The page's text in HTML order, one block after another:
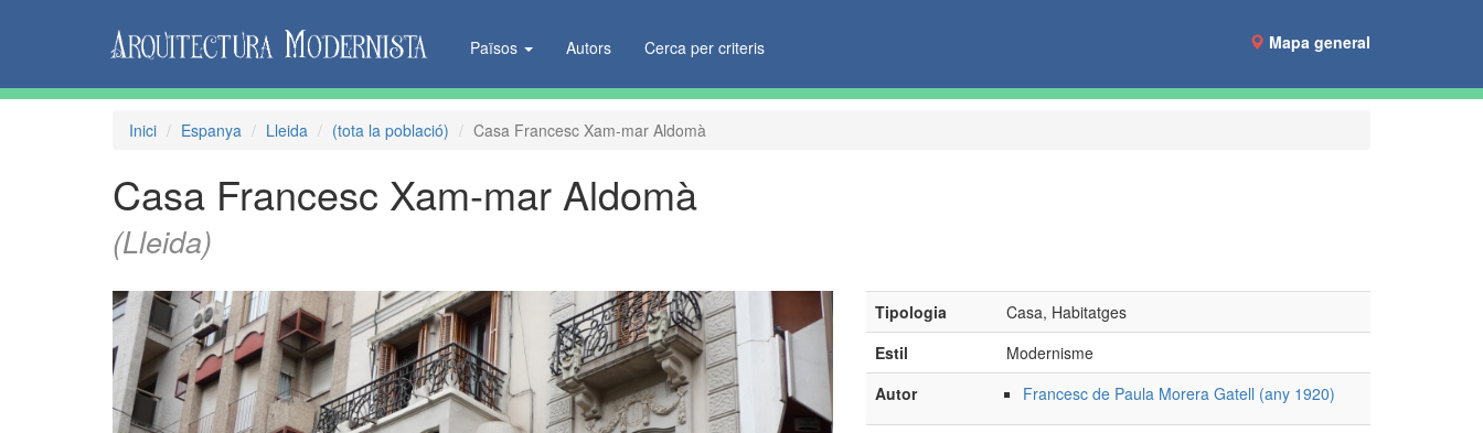
Països Autors Cerca per criteris Mapa general
Inici Espanya Lleida (tota la població) Casa Francesc Xam-mar Aldomà
Casa Francesc Xam-mar Aldomà
(Lleida)
Tipologia
Casa, Habitatges
Estil
Modernisme
Autor
Francesc de Paula Morera Gatell (any 1920)